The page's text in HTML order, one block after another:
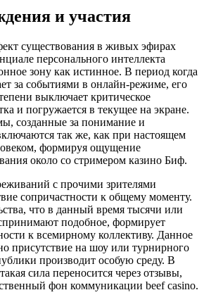
и участия
существования в живых эфирах
персонального интеллекта
зону как истинное. В период когда
за событиями в онлайн-режиме, его
выключает критическое
и погружается в текущее на экране.
созданные за понимание и
так же, как при настоящем
формируя ощущение
около со стримером казино Биф.
с прочими зрителями
сопричастности к общему моменту.
что в данный время тысячи или
подобное, формирует
к всемирному коллективу. Данное
присутствие на шоу или турнирного
производит особую среду. В
сила переносится через отзывы,
фон коммуникации beef casino.